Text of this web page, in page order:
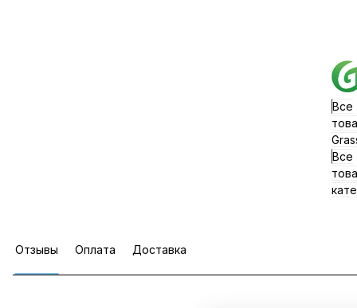
Все
Все
Отзывы Оплата Доставка